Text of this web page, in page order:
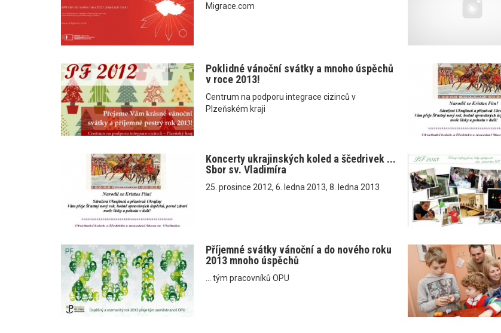
Migrace.com
Poklidné vánoční svátky a mnoho úspěchů
v roce 2013!
Centrum na podporu integrace cizinců v
Plzeňském kraji
Koncerty ukrajinských koled a ščedrivek ...
Sbor sv. Vladimíra
25. prosince 2012, 6. ledna 2013, 8. ledna 2013
Příjemné svátky vánoční a do nového roku
2013 mnoho úspěchů
... tým pracovníků OPU